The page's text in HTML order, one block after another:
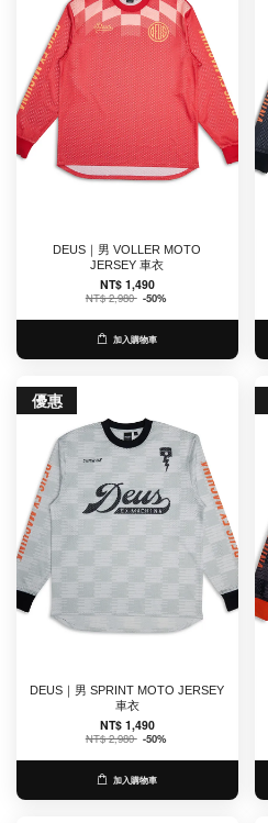
DEUS｜男 VOLLER MOTO
JERSEY 車衣
NT$ 1,490
NT$ 2,980 -50%
加入購物車
優惠
DEUS｜男 SPRINT MOTO JERSEY
車衣
NT$ 1,490
NT$ 2,980 -50%
加入購物車